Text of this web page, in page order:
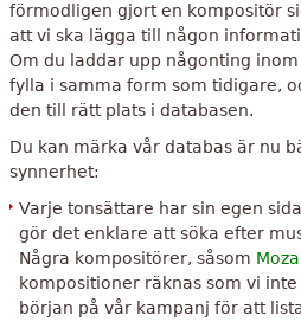
förmodligen gjort en kompositör
att vi ska lägga till någon
Om du laddar upp någonting
fylla i samma form som tidigare,
den till rätt plats i databasen.
Du kan märka vår databas är nu
synnerhet:
Varje tonsättare har sin egen
gör det enklare att söka efter
Några kompositörer, såsom
kompositioner räknas som vi
början på vår kampanj för att